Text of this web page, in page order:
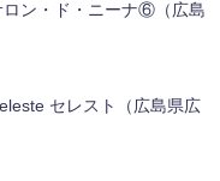
ン・ド・ニーナ⑥（広島
セレスト（広島県広